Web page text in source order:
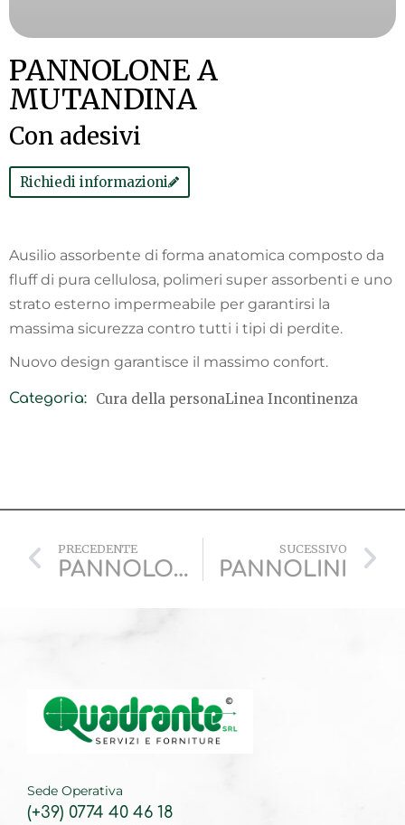
PANNOLONE A
MUTANDINA
Con adesivi
Richiedi informazioni
Ausilio assorbente di forma anatomica composto da
fluff di pura cellulosa, polimeri super assorbenti e uno
strato esterno impermeabile per garantirsi la
massima sicurezza contro tutti i tipi di perdite.
Nuovo design garantisce il massimo confort.
Categoria: Cura della personaLinea Incontinenza
PRECEDENTE
PANNOLONE RETTANGOLARE
SUCESSIVO
PANNOLINI
Sede Operativa
(+39) 0774 40 46 18